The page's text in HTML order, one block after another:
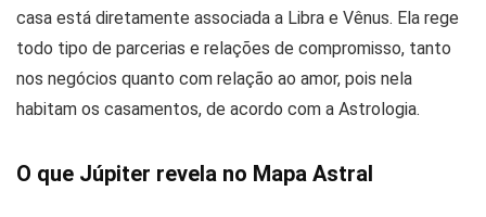
casa está diretamente associada a Libra e Vênus. Ela rege
todo tipo de parcerias e relações de compromisso, tanto
nos negócios quanto com relação ao amor, pois nela
habitam os casamentos, de acordo com a Astrologia.
O que Júpiter revela no Mapa Astral